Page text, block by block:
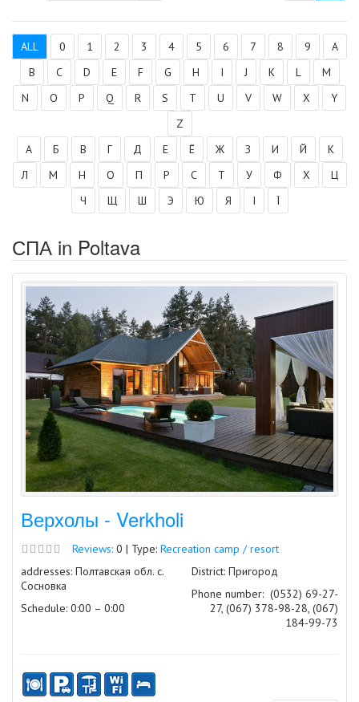
ALL 0 1 2 3 4 5 6 7 8 9
A
B
C D E F G H I J K L
M
N
O P Q R S T U V W X
Y
Z
А
Б В Г Д Е Ё Ж З И Й
К
Л
М Н О П Р С Т У Ф Х
Ц
Ч
Щ Ш Э Ю Я І Ї
СПА in Poltava
Верхолы - Verkholi
Reviews: 0 | Type: Recreation camp / resort
addresses: Полтавская обл. с.
Сосновка
Schedule: 0:00 – 0:00
District: Пригород
Phone number: (0532) 69-27-
27, (067) 378-98-28, (067)
184-99-73